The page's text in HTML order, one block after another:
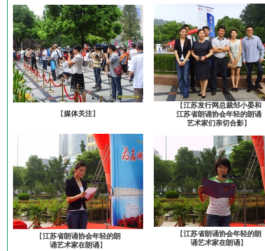
【媒体关注】
【江苏发行网总裁邹小晏和
江苏省朗诵协会年轻的朗诵
艺术家们亲切合影】
【江苏省朗诵协会年轻的朗
诵艺术家在朗诵】
【江苏省朗诵协会年轻的朗
诵艺术家在朗诵】